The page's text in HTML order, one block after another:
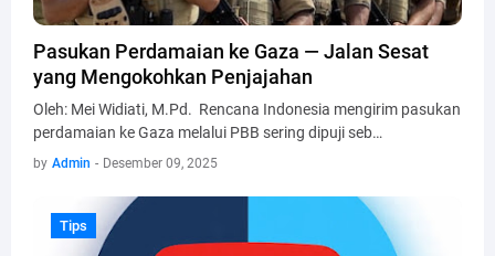
Pasukan Perdamaian ke Gaza — Jalan Sesat
yang Mengokohkan Penjajahan
Oleh: Mei Widiati, M.Pd. Rencana Indonesia mengirim pasukan
perdamaian ke Gaza melalui PBB sering dipuji seb…
by Admin - Desember 09, 2025
Tips
Tips